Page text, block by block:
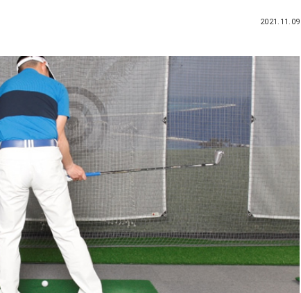
2021.11.09